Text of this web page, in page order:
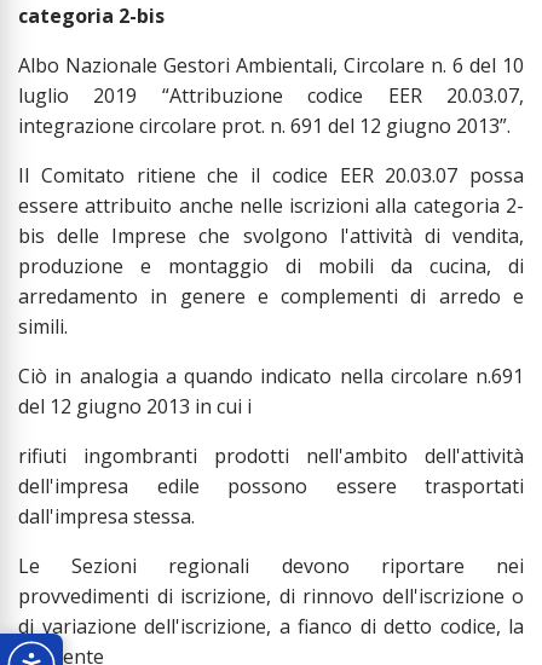
categoria 2-bis
Albo Nazionale Gestori Ambientali, Circolare n. 6 del 10
luglio 2019 “Attribuzione codice EER 20.03.07,
integrazione circolare prot. n. 691 del 12 giugno 2013”.
Il Comitato ritiene che il codice EER 20.03.07 possa
essere attribuito anche nelle iscrizioni alla categoria 2-
bis delle Imprese che svolgono l'attività di vendita,
produzione e montaggio di mobili da cucina, di
arredamento in genere e complementi di arredo e
simili.
Ciò in analogia a quando indicato nella circolare n.691
del 12 giugno 2013 in cui i
rifiuti ingombranti prodotti nell'ambito dell'attività
dell'impresa edile possono essere trasportati
dall'impresa stessa.
Le Sezioni regionali devono riportare nei
provvedimenti di iscrizione, di rinnovo dell'iscrizione o
di variazione dell'iscrizione, a fianco di detto codice, la
seguente